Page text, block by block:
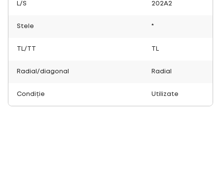
L/S 202A2
Stele *
TL/TT
Radial/diagonal Radial
Condiție Utilizate